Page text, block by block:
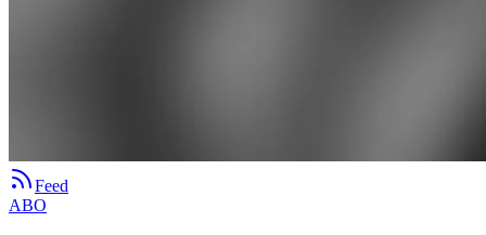
Feed
ABO